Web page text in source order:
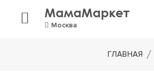
МамаМаркет
Москва
ГЛАВНАЯ